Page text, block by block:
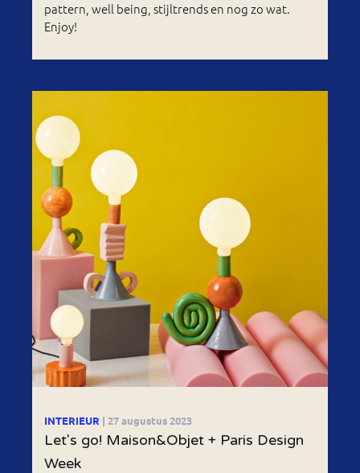
pattern, well being, stijltrends en nog zo wat.
Enjoy!
INTERIEUR | 27 augustus 2023
Let's go! Maison&Objet + Paris Design
Week